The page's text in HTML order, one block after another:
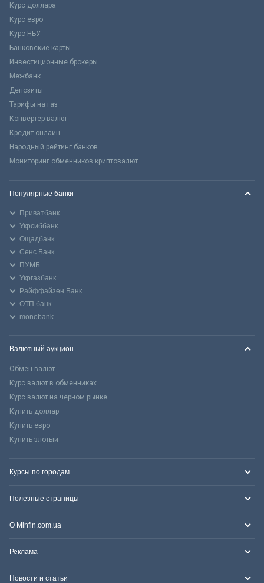
Курс доллара
Курс евро
Курс НБУ
Банковские карты
Инвестиционные брокеры
Межбанк
Депозиты
Тарифы на газ
Конвертер валют
Кредит онлайн
Народный рейтинг банков
Мониторинг обменников криптовалют
Популярные банки
Приватбанк
Укрсиббанк
Ощадбанк
Сенс Банк
ПУМБ
Укргазбанк
Райффайзен Банк
ОТП банк
monobank
Валютный аукцион
Обмен валют
Курс валют в обменниках
Курс валют на черном рынке
Купить доллар
Купить евро
Купить злотый
Курсы по городам
Полезные страницы
О Minfin.com.ua
Реклама
Новости и статьи